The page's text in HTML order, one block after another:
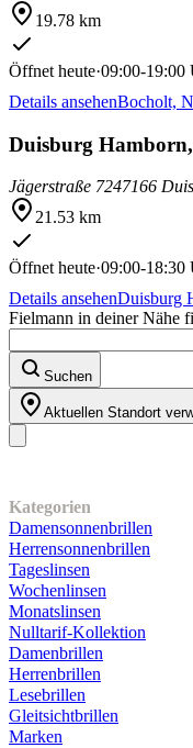
19.78 km
Öffnet heute·09:00-19:00
Details ansehenBocholt,
Duisburg
Jägerstraße 7247166
21.53 km
Öffnet heute·09:00-18:30
Details ansehenDuisburg
Fielmann in deiner Nähe
Suchen
Aktuellen Standort
Kategorien
Damensonnenbrillen
Herrensonnenbrillen
Tageslinsen
Wochenlinsen
Monatslinsen
Nulltarif-Kollektion
Damenbrillen
Herrenbrillen
Lesebrillen
Gleitsichtbrillen
Marken